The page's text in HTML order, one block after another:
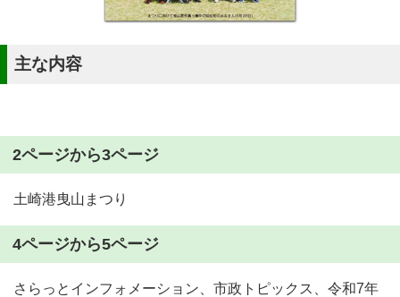
主な内容
2ページから3ページ
土崎港曳山まつり
4ページから5ページ
さらっとインフォメーション、市政トピックス、令和7年